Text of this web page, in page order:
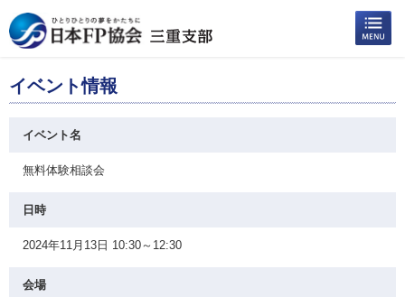
イベント情報
イベント名
無料体験相談会
日時
2024年11月13日 10:30～12:30
会場